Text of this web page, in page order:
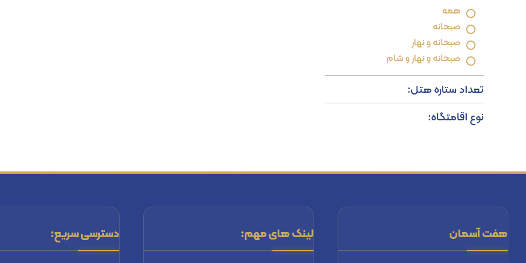
همه
صبحانه
صبحانه و نهار
صبحانه و نهار و شام
تعداد ستاره هتل:
نوع اقامتگاه:
هفت آسمان لینک های مهم: دسترسی سریع: